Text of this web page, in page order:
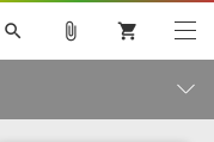
search attach_file shopping_cart